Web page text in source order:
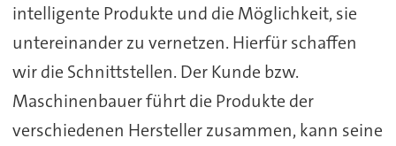
intelligente Produkte und die Möglichkeit, sie
untereinander zu vernetzen. Hierfür schaffen
wir die Schnittstellen. Der Kunde bzw.
Maschinenbauer führt die Produkte der
verschiedenen Hersteller zusammen, kann seine